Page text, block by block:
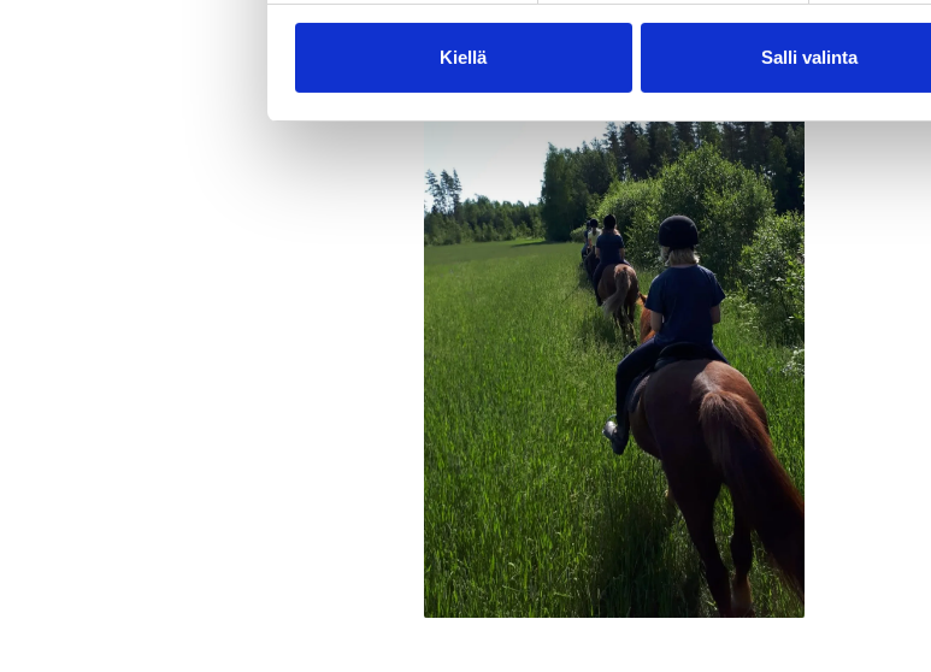
Kiellä Salli valinta